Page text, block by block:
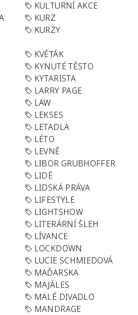
KULTURNÍ AKCE
KURZ
KURZY
KVĚTÁK
KYNUTÉ TĚSTO
KYTARISTA
LARRY PAGE
LAW
LEKSES
LETADLA
LÉTO
LEVNĚ
LIBOR GRUBHOFFER
LIDÉ
LIDSKÁ PRÁVA
LIFESTYLE
LIGHTSHOW
LITERÁRNÍ ŠLEH
LÍVANCE
LOCKDOWN
LUCIE SCHMIEDOVÁ
MAĎARSKA
MAJÁLES
MALÉ DIVADLO
MANDRAGE